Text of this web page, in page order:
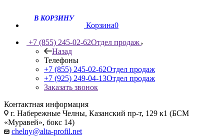
Корзина0
+7 (855) 245-02-62Отдел продаж
Назад
Телефоны
+7 (855) 245-02-62Отдел продаж
+7 (925) 249-04-13Отдел продаж
Заказать звонок
Контактная информация
г. Набережные Челны, Казанский пр-т, 129 к1 (БСМ
«Муравей», бокс 14)
chelny@alta-profil.net